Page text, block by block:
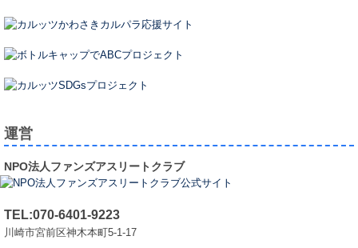
運営
NPO法人ファンズアスリートクラブ
TEL:070-6401-9223
川崎市宮前区神木本町5-1-17